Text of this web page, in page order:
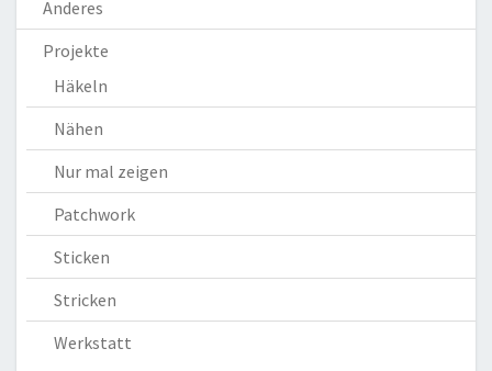
Anderes
Projekte
Häkeln
Nähen
Nur mal zeigen
Patchwork
Sticken
Stricken
Werkstatt